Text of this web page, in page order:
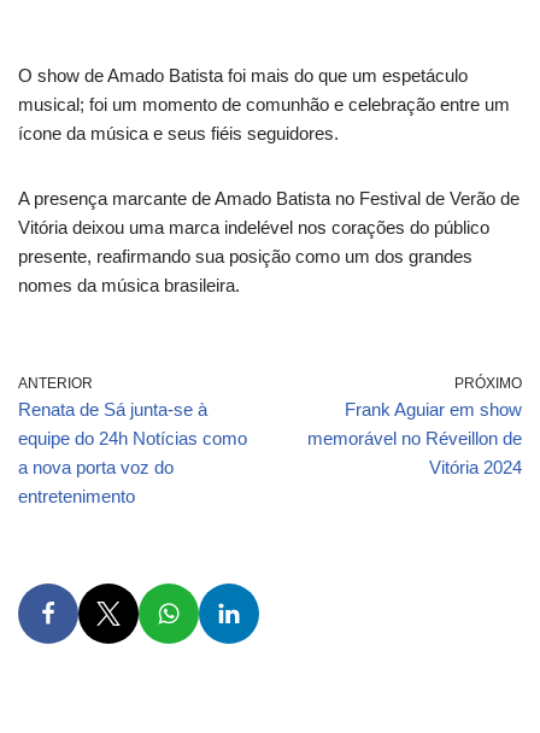
O show de Amado Batista foi mais do que um espetáculo
musical; foi um momento de comunhão e celebração entre um
ícone da música e seus fiéis seguidores.
A presença marcante de Amado Batista no Festival de Verão de
Vitória deixou uma marca indelével nos corações do público
presente, reafirmando sua posição como um dos grandes
nomes da música brasileira.
ANTERIOR
Renata de Sá junta-se à
equipe do 24h Notícias como
a nova porta voz do
entretenimento
PRÓXIMO
Frank Aguiar em show
memorável no Réveillon de
Vitória 2024